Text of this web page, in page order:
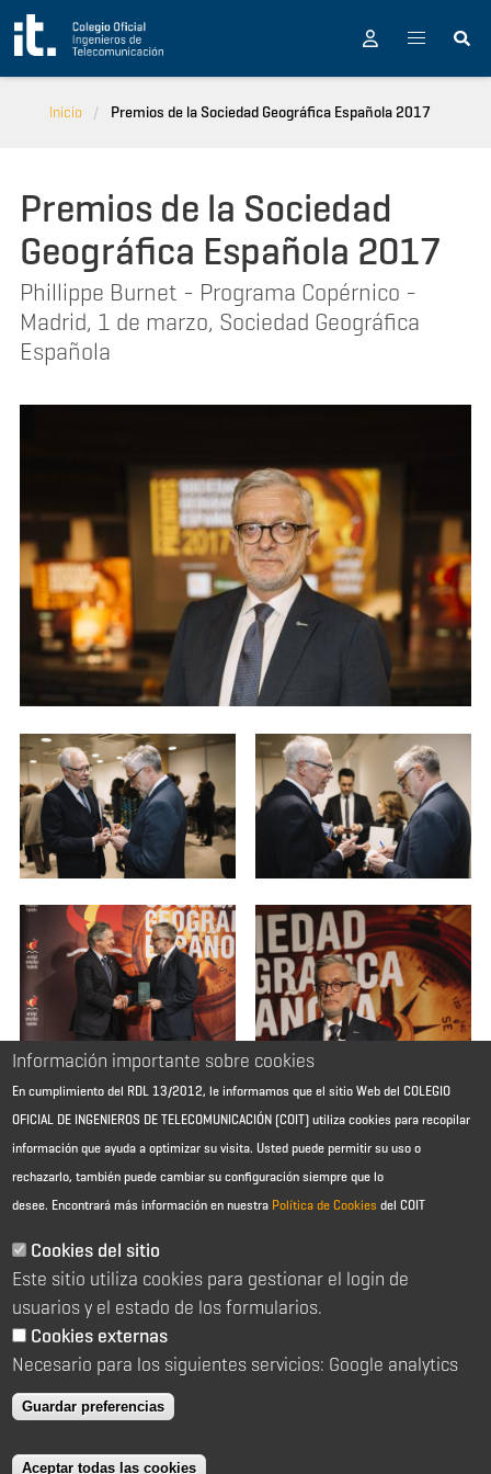
Pasar al contenido principal
Inicio Premios de la Sociedad Geográfica Española 2017
Premios de la Sociedad
Geográfica Española 2017
Phillippe Burnet - Programa Copérnico -
Madrid, 1 de marzo, Sociedad Geográfica
Española
Aviso Legal - Información general
Política de cookies
Política de reembolso
Sitemap
C/ Almagro 2 1º Izqda 28010 Madrid
91 391 10 66
coit@coit.es
Información importante sobre cookies
En cumplimiento del RDL 13/2012, le informamos que el sitio Web del COLEGIO
OFICIAL DE INGENIEROS DE TELECOMUNICACIÓN (COIT) utiliza cookies para recopilar
información que ayuda a optimizar su visita. Usted puede permitir su uso o
rechazarlo, también puede cambiar su configuración siempre que lo
desee. Encontrará más información en nuestra Política de Cookies del COIT
Cookies del sitio
Este sitio utiliza cookies para gestionar el login de
usuarios y el estado de los formularios.
Cookies externas
Necesario para los siguientes servicios: Google analytics
Guardar preferencias
Aceptar todas las cookies